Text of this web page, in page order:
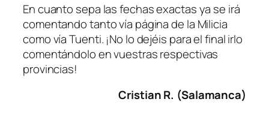
En cuanto sepa las fechas exactas ya se irá
comentando tanto vía página de la Milicia
como vía Tuenti. ¡No lo dejéis para el final irlo
comentándolo en vuestras respectivas
provincias!
Cristian R. (Salamanca)